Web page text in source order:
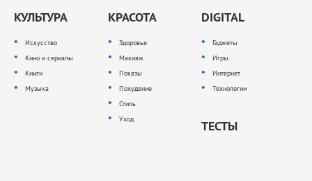
КУЛЬТУРА
Искусство
Кино и сериалы
Книги
Музыка
КРАСОТА
Здоровье
Макияж
Показы
Похудение
Стиль
Уход
DIGITAL
Гаджеты
Игры
Интернет
Технологии
ТЕСТЫ